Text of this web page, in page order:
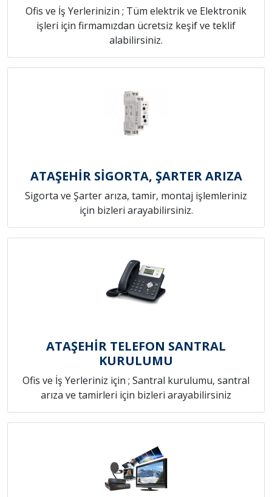
Ofis ve İş Yerlerinizin ; Tüm elektrik ve Elektronik
işleri için firmamızdan ücretsiz keşif ve teklif
alabilirsiniz.
ATAŞEHİR SİGORTA, ŞARTER ARIZA
Sigorta ve Şarter arıza, tamir, montaj işlemleriniz
için bizleri arayabilirsiniz.
ATAŞEHİR TELEFON SANTRAL
KURULUMU
Ofis ve İş Yerleriniz için ; Santral kurulumu, santral
arıza ve tamirleri için bizleri arayabilirsiniz